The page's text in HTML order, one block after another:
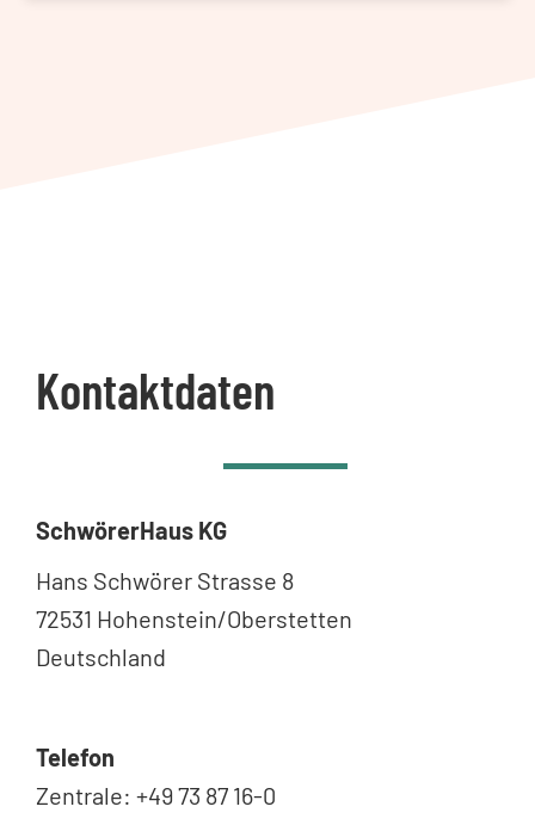
Kontaktdaten
SchwörerHaus KG
Hans Schwörer Strasse 8
72531 Hohenstein/Oberstetten
Deutschland
Telefon
Zentrale: +49 73 87 16-0